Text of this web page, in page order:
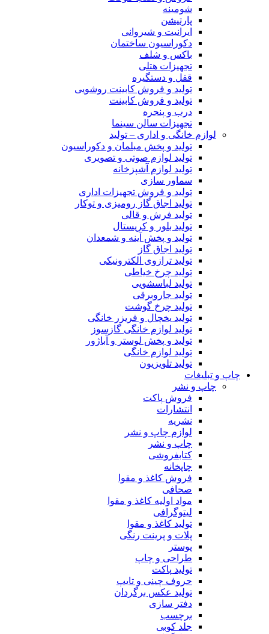
شومینه
پارتیشن
ایرانیت و شیروانی
دکوراسیون ساختمان
باکس و شلف
تجهیزات هتلی
قفل و دستگیره
تولید و فروش کابینت روشویی
تولید و فروش کابینت
درب و پنجره
تجهیزات سالن سینما
لوازم خانگی و اداری – تولید
تولید و پخش مبلمان و دکوراسیون
تولید لوازم صوتی و تصویری
تولید لوازم آشپزخانه
سماور سازی
تولید و فروش تجهیزات اداری
تولید اجاق گاز رومیزی و توکار
تولید فرش و قالی
تولید بلور و کریستال
تولید و پخش آینه و شمعدان
تولید اجاق گاز
تولید ترازوی الکترونیکی
تولید چرخ خیاطی
تولید لباسشویی
تولید جاروبرقی
تولید چرخ گوشت
تولید یخچال و فریزر خانگی
تولید لوازم خانگی گازسوز
تولید و پخش لوستر و آباژور
تولید لوازم خانگی
تولید تلویزیون
چاپ و تبلیغات
چاپ و نشر
فروش پاکت
انتشارات
نشریه
لوازم چاپ و نشر
چاپ و نشر
کتابفروشی
چاپخانه
فروش کاغذ و مقوا
صحافی
مواد اولیه کاغذ و مقوا
لیتوگرافی
تولید کاغذ و مقوا
پلات و پرینت رنگی
پوستر
طراحی و چاپ
تولید پاکت
حروف چینی و تایپ
تولید عکس برگردان
دفتر سازی
برچسب
جلد کوبی